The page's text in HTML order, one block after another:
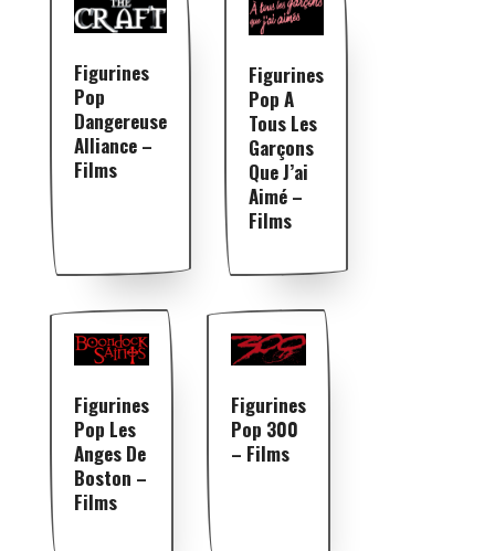
Figurines
Pop
Dangereuse
Alliance –
Films
Figurines
Pop A
Tous Les
Garçons
Que J’ai
Aimé –
Films
Figurines
Pop Les
Anges De
Boston –
Films
Figurines
Pop 300
– Films